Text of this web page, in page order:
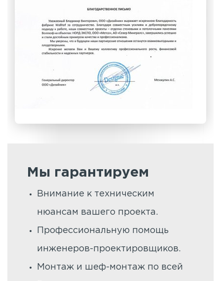
Мы гарантируем
Внимание к техническим
нюансам вашего проекта.
Профессиональную помощь
инженеров-проектировщиков.
Монтаж и шеф-монтаж по всей